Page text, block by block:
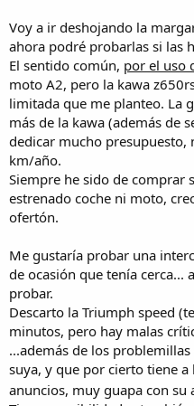
Voy a ir deshojando la
ahora podré probarlas si las
El sentido común, por el uso
moto A2, pero la kawa
limitada que me planteo. La
más de la kawa (además de
dedicar mucho presupuesto,
km/año.
Siempre he sido de comprar
estrenado coche ni moto,
ofertón.
Me gustaría probar una
de ocasión que tenía cerca...
probar.
Descarto la Triumph speed
minutos, pero hay malas
...además de los
suya, y que por cierto tiene
anuncios, muy guapa con su